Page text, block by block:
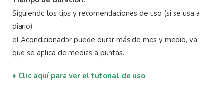
Siguiendo los tips y recomendaciones de uso (si se usa a
diario)
el Acondicionador puede durar más de mes y medio, ya
que se aplica de medias a puntas.
♦ Clic aquí para ver el tutorial de uso